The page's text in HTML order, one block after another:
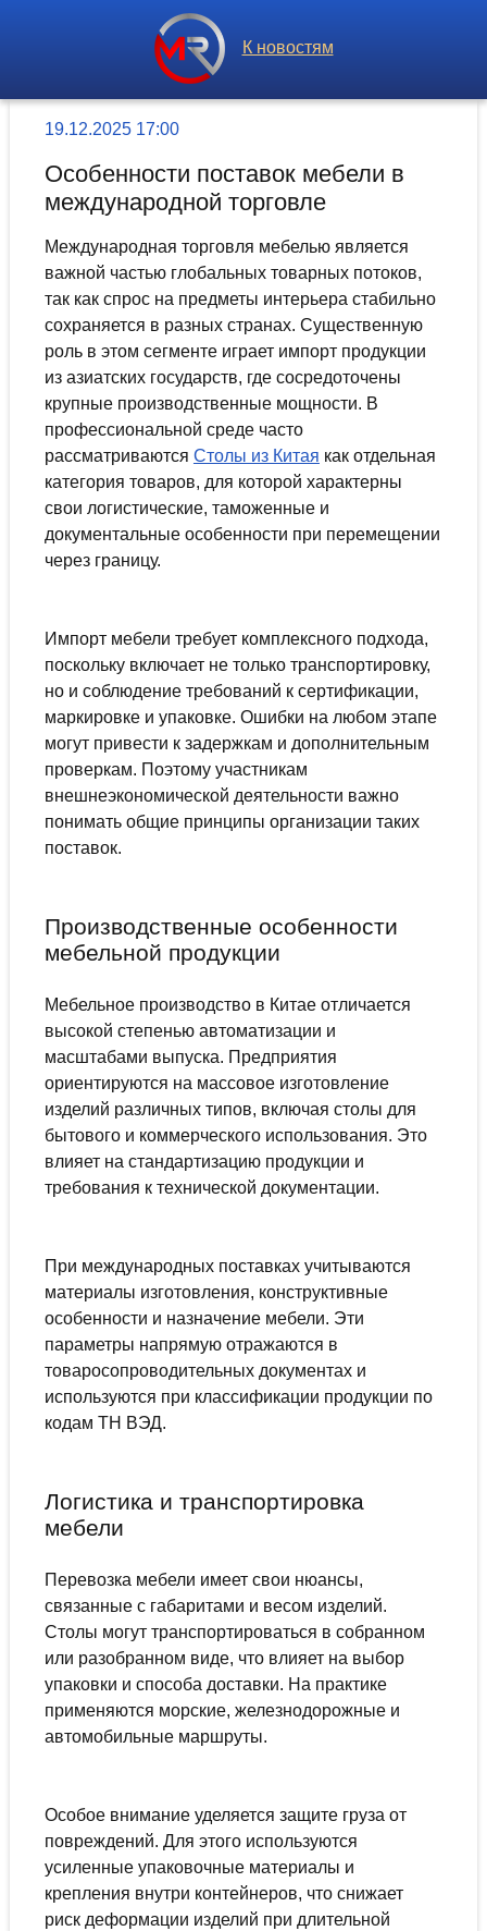
К новостям
19.12.2025 17:00
Особенности поставок мебели в
международной торговле
Международная торговля мебелью является
важной частью глобальных товарных потоков,
так как спрос на предметы интерьера стабильно
сохраняется в разных странах. Существенную
роль в этом сегменте играет импорт продукции
из азиатских государств, где сосредоточены
крупные производственные мощности. В
профессиональной среде часто
рассматриваются Столы из Китая как отдельная
категория товаров, для которой характерны
свои логистические, таможенные и
документальные особенности при перемещении
через границу.
Импорт мебели требует комплексного подхода,
поскольку включает не только транспортировку,
но и соблюдение требований к сертификации,
маркировке и упаковке. Ошибки на любом этапе
могут привести к задержкам и дополнительным
проверкам. Поэтому участникам
внешнеэкономической деятельности важно
понимать общие принципы организации таких
поставок.
Производственные особенности
мебельной продукции
Мебельное производство в Китае отличается
высокой степенью автоматизации и
масштабами выпуска. Предприятия
ориентируются на массовое изготовление
изделий различных типов, включая столы для
бытового и коммерческого использования. Это
влияет на стандартизацию продукции и
требования к технической документации.
При международных поставках учитываются
материалы изготовления, конструктивные
особенности и назначение мебели. Эти
параметры напрямую отражаются в
товаросопроводительных документах и
используются при классификации продукции по
кодам ТН ВЭД.
Логистика и транспортировка
мебели
Перевозка мебели имеет свои нюансы,
связанные с габаритами и весом изделий.
Столы могут транспортироваться в собранном
или разобранном виде, что влияет на выбор
упаковки и способа доставки. На практике
применяются морские, железнодорожные и
автомобильные маршруты.
Особое внимание уделяется защите груза от
повреждений. Для этого используются
усиленные упаковочные материалы и
крепления внутри контейнеров, что снижает
риск деформации изделий при длительной